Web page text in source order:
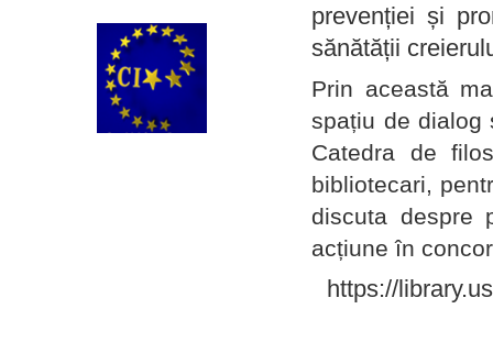
prevenției și
sănătății
Prin această
spațiu de dialog
Catedra de
bibliotecari,
discuta despre
acțiune în
https://